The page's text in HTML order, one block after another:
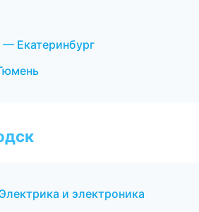
Екатеринбург
и электроника